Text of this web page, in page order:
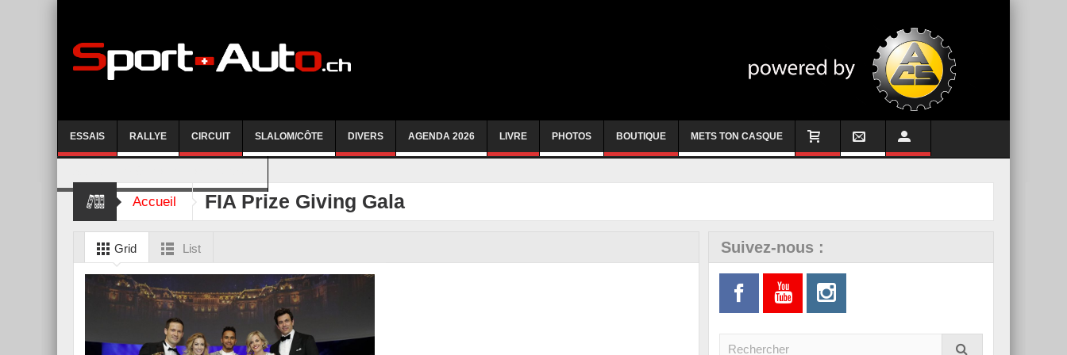
ESSAIS RALLYE CIRCUIT SLALOM/CÔTE DIVERS AGENDA 2026 LIVRE PHOTOS BOUTIQUE METS TON CASQUE
Accueil FIA Prize Giving Gala
Grid List Suivez-nous :